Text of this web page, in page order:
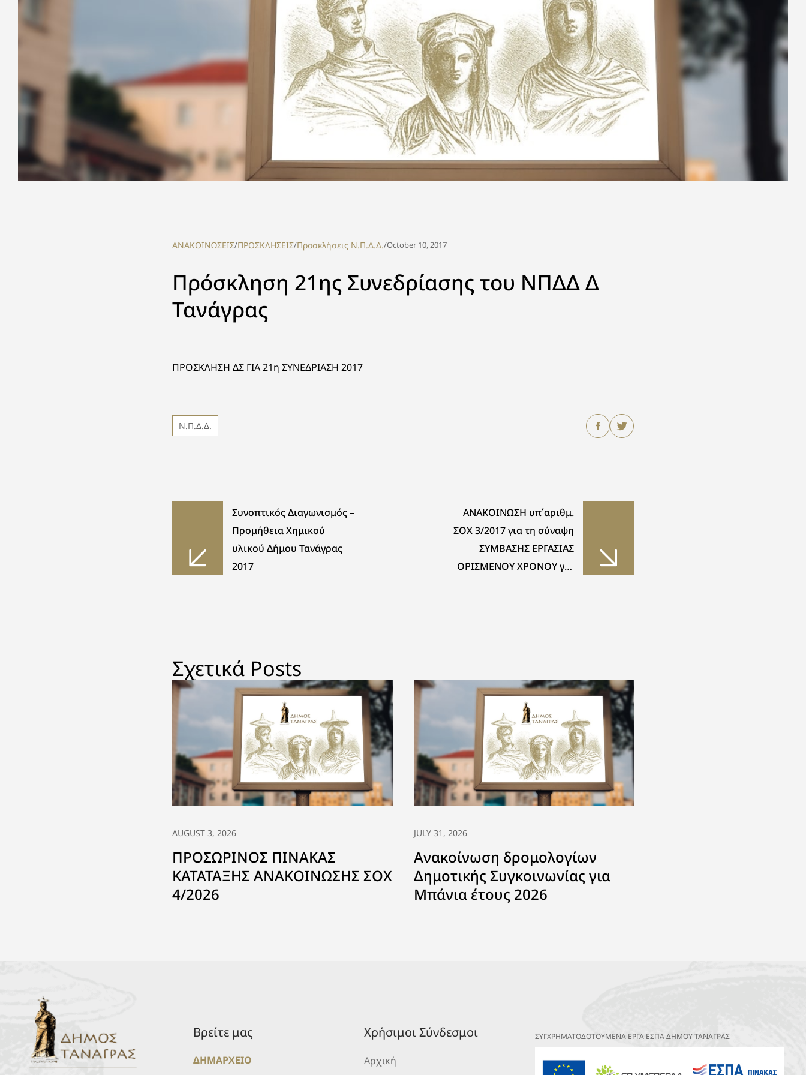
ΑΝΑΚΟΙΝΩΣΕΙΣ/ΠΡΟΣΚΛΗΣΕΙΣ/Προσκλήσεις Ν.Π.Δ.Δ./October 10, 2017
Πρόσκληση 21ης Συνεδρίασης του ΝΠΔΔ Δ
Τανάγρας
ΠΡΟΣΚΛΗΣΗ ΔΣ ΓΙΑ 21η ΣΥΝΕΔΡΙΑΣΗ 2017
Ν.Π.Δ.Δ.
Συνοπτικός Διαγωνισμός –
Προμήθεια Χημικού
υλικού Δήμου Τανάγρας
2017
ΑΝΑΚΟΙΝΩΣΗ υπ΄αριθμ.
ΣΟΧ 3/2017 για τη σύναψη
ΣΥΜΒΑΣΗΣ ΕΡΓΑΣΙΑΣ
ΟΡΙΣΜΕΝΟΥ ΧΡΟΝΟΥ για
της»
Σχετικά Posts
AUGUST 3, 2026
ΠΡΟΣΩΡΙΝΟΣ ΠΙΝΑΚΑΣ
ΚΑΤΑΤΑΞΗΣ ΑΝΑΚΟΙΝΩΣΗΣ ΣΟΧ
4/2026
JULY 31, 2026
Ανακοίνωση δρομολογίων
Δημοτικής Συγκοινωνίας για
Μπάνια έτους 2026
Βρείτε μας
ΔΗΜΑΡΧΕΙΟ
Χρήσιμοι Σύνδεσμοι
Αρχική
ΣΥΓΧΡΗΜΑΤΟΔΟΤΟΥΜΕΝΑ ΕΡΓΑ ΕΣΠΑ ΔΗΜΟΥ ΤΑΝΑΓΡΑΣ